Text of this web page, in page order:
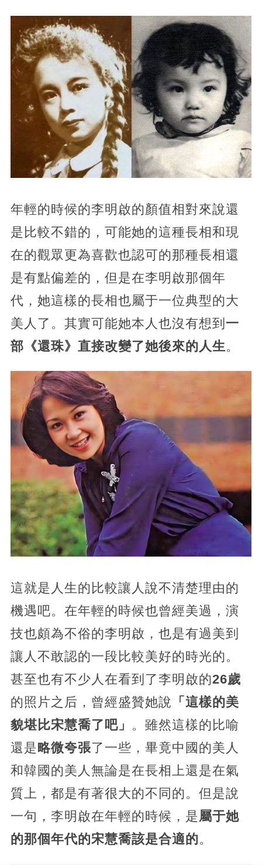
年輕的時候的李明啟的顏值相對來說還
是比較不錯的，可能她的這種長相和現
在的觀眾更為喜歡也認可的那種長相還
是有點偏差的，但是在李明啟那個年
代，她這樣的長相也屬于一位典型的大
美人了。其實可能她本人也沒有想到 一
部《還珠》直接改變了她後來的人生。
這就是人生的比較讓人說不清楚理由的
機遇吧。在年輕的時候也曾經美過，演
技也頗為不俗的李明啟，也是有過美到
讓人不敢認的一段比較美好的時光的。
甚至也有不少人在看到了李明啟的26歲
的照片之后，曾經盛贊她說 「這樣的美
貌堪比宋慧喬了吧」 。雖然這樣的比喻
還是略微夸張了一些，畢竟中國的美人
和韓國的美人無論是在長相上還是在氣
質上，都是有著很大的不同的。但是說
一句，李明啟在年輕的時候，是屬于她
的那個年代的宋慧喬該是合適的。